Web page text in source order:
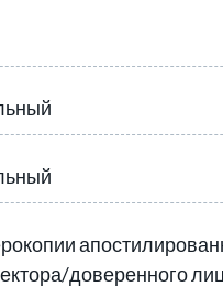
доверенного